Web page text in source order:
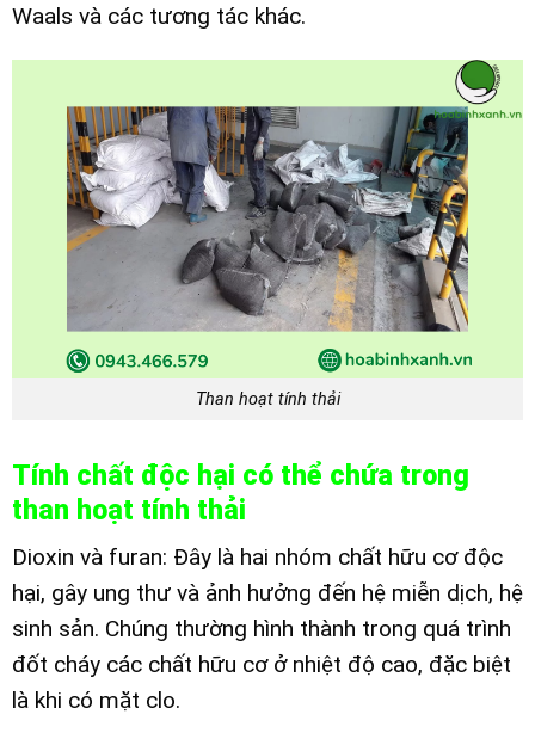
Waals và các tương tác khác.
Than hoạt tính thải
Tính chất độc hại có thể chứa trong
than hoạt tính thải
Dioxin và furan: Đây là hai nhóm chất hữu cơ độc
hại, gây ung thư và ảnh hưởng đến hệ miễn dịch, hệ
sinh sản. Chúng thường hình thành trong quá trình
đốt cháy các chất hữu cơ ở nhiệt độ cao, đặc biệt
là khi có mặt clo.